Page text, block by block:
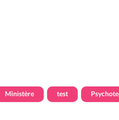
Ministère test